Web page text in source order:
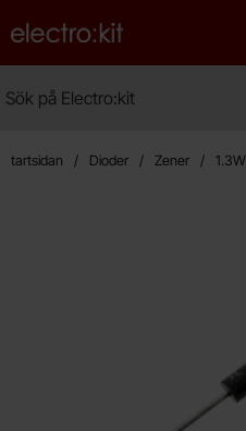
Startsidan för Electro:kit
Startsidan Dioder Zener 1.3W